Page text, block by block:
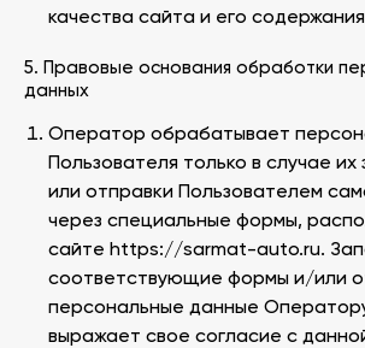
качества сайта и его
5. Правовые основания обработки
данных
Оператор обрабатывает
Пользователя только в случае
или отправки Пользователем
через специальные формы,
сайте https://sarmat-auto.ru.
соответствующие формы и/или
персональные данные
выражает свое согласие с